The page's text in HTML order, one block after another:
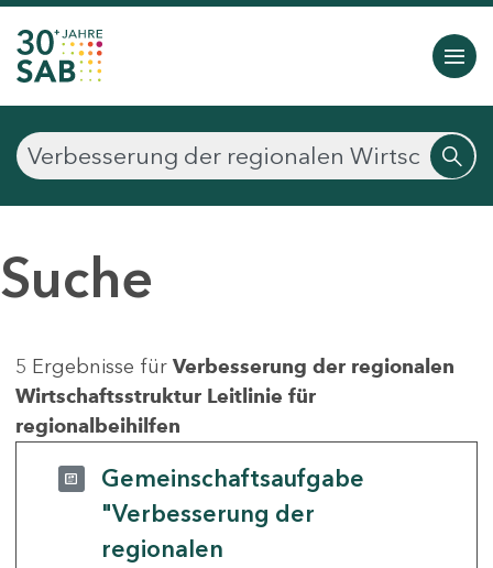
Suche
5 Ergebnisse für Verbesserung der regionalen
Wirtschaftsstruktur Leitlinie für
regionalbeihilfen
Gemeinschaftsaufgabe
"Verbesserung der
regionalen